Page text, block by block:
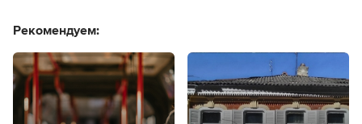
Рекомендуем: